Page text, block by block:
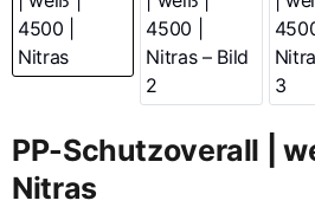
PP-Schutzoverall |
Nitras